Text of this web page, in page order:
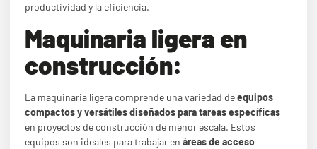
productividad y la eficiencia.
Maquinaria ligera en
construcción:
La maquinaria ligera comprende una variedad deequipos
compactos y versátiles diseñados para tareas específicas
en proyectos de construcción de menor escala. Estos
equipos son ideales para trabajar en áreas de acceso